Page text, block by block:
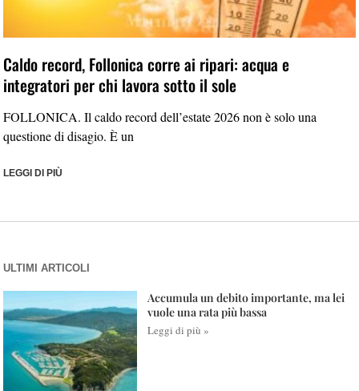
Caldo record, Follonica corre ai ripari: acqua e
integratori per chi lavora sotto il sole
FOLLONICA. Il caldo record dell’estate 2026 non è solo una
questione di disagio. È un
LEGGI DI PIÙ
ULTIMI ARTICOLI
Accumula un debito importante, ma lei
vuole una rata più bassa
Leggi di più »